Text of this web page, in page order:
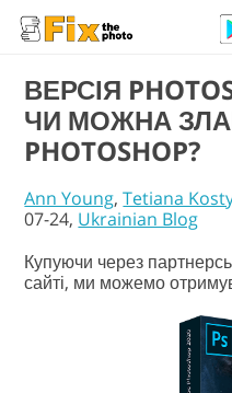
ВЕРСІЯ
ЧИ МОЖНА
PHOTOSHOP?
Ann Young,Tetiana
07-24, Ukrainian Blog
Купуючи через
сайті, ми можемо